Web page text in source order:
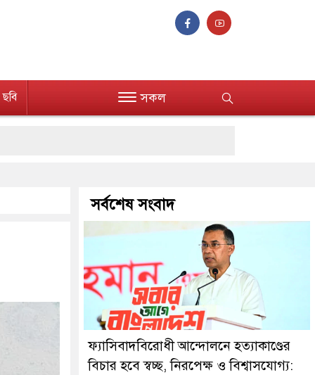
ছবি সকল
সর্বশেষ সংবাদ
ফ্যাসিবাদবিরোধী আন্দোলনে হত্যাকাণ্ডের
বিচার হবে স্বচ্ছ, নিরপেক্ষ ও বিশ্বাসযোগ্য: